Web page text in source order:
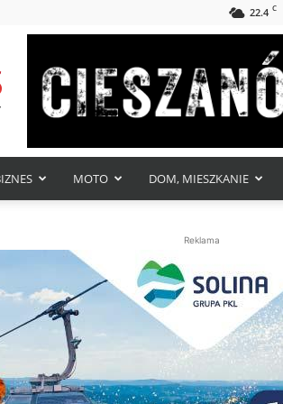
22.4 C
MOTO DOM, MIESZKANIE
Reklama